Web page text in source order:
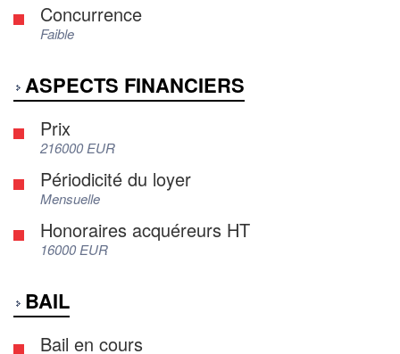
Concurrence
Faible
ASPECTS FINANCIERS
Prix
216000 EUR
Périodicité du loyer
Mensuelle
Honoraires acquéreurs HT
16000 EUR
BAIL
Bail en cours